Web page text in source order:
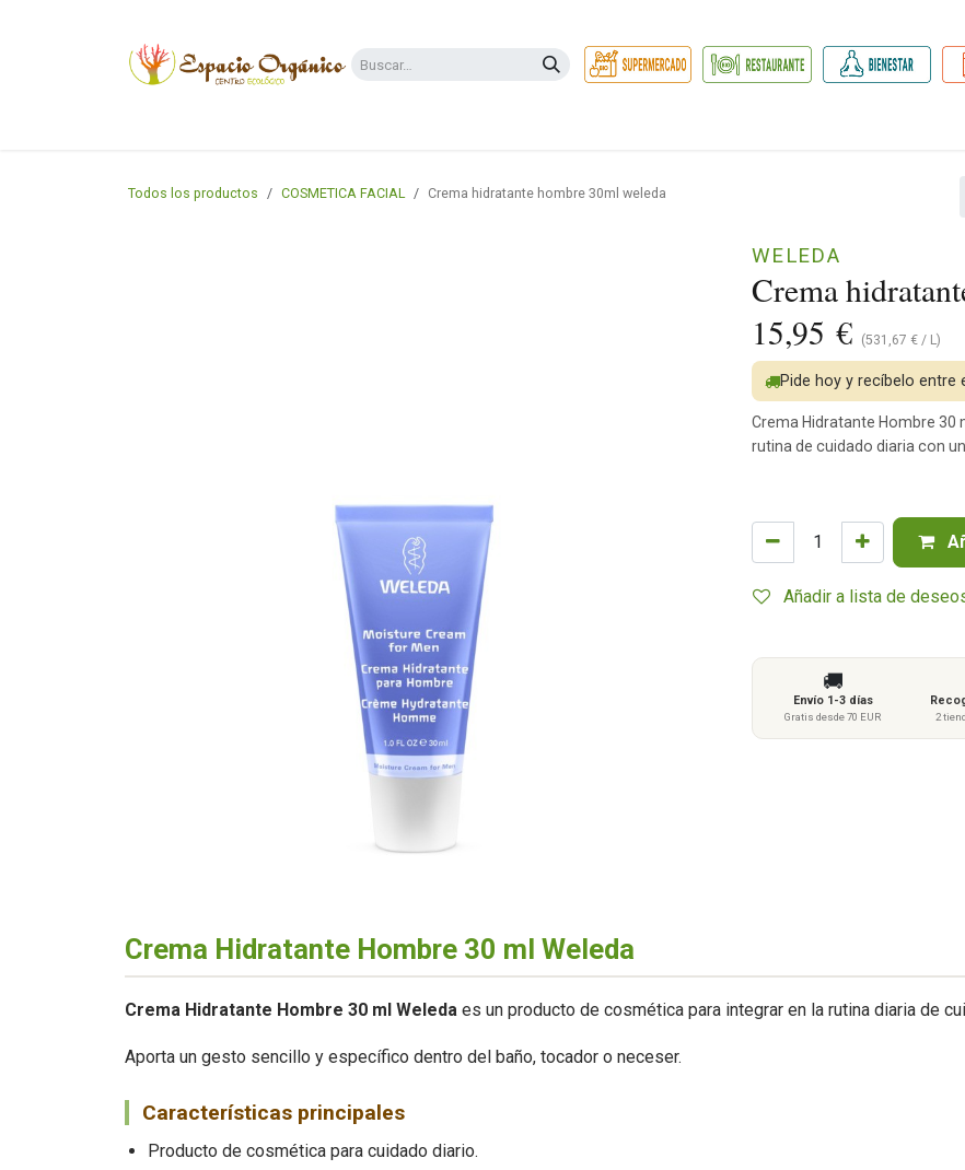
Todos los productos COSMETICA FACIAL Crema hidratante hombre 30ml weleda
Crema
WELEDA
15,95 € (531,67 € / L)
Añadir a lista de
Pide hoy y recíbelo entre
Crema Hidratante Hombre
rutina de cuidado diaria con
🚚
Envío 1-3 días
Gratis desde 70 EUR 2
Crema Hidratante Hombre 30 ml Weleda
Crema Hidratante Hombre 30 ml Weleda es un producto de cosmética para integrar en la rutina diaria de
Aporta un gesto sencillo y específico dentro del baño, tocador o neceser.
Características principales
Producto de cosmética para cuidado diario.